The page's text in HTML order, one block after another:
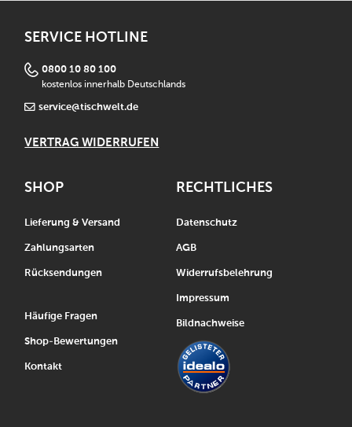
SERVICE HOTLINE
0800 10 80 100
kostenlos innerhalb Deutschlands
service@tischwelt.de
VERTRAG WIDERRUFEN
SHOP
Lieferung & Versand
Zahlungsarten
Rücksendungen
Häufige Fragen
Shop-Bewertungen
Kontakt
RECHTLICHES
Datenschutz
AGB
Widerrufsbelehrung
Impressum
Bildnachweise